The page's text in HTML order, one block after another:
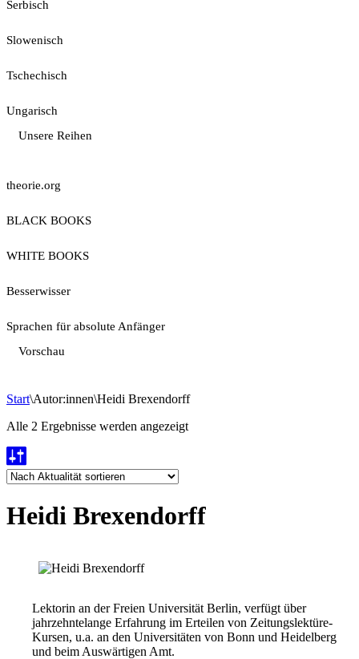
Serbisch
Slowenisch
Tschechisch
Ungarisch
Unsere Reihen
theorie.org
BLACK BOOKS
WHITE BOOKS
Besserwisser
Sprachen für absolute Anfänger
Vorschau
Start\Autor:innen\Heidi Brexendorff
Alle 2 Ergebnisse werden angezeigtNach
Heidi Brexendorff
Lektorin an der Freien Universität Berlin, verfügt über
jahrzehntelange Erfahrung im Erteilen von Zeitungslektüre-
Kursen, u.a. an den Universitäten von Bonn und Heidelberg
und beim Auswärtigen Amt.